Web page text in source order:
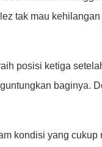
tak mau
posisi ketiga
baginya.
kondisi yang